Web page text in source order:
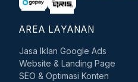
AREA LAYANAN
Jasa Iklan Google Ads
Website & Landing Page
SEO & Optimasi Konten